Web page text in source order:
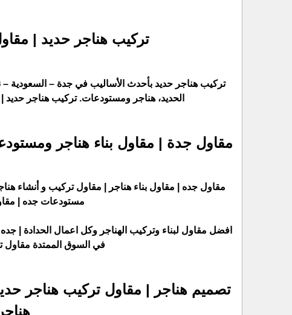
تركيب هناجر حديد |
تركيب هناجر حديد بأحدث الأساليب في جدة – السعودية
الحديد، هناجر ومستودعات. تركيب هناجر حديد
مقاول جدة | مقاول بناء هناجر
مقاول جده | مقاول بناء هناجر | مقاول تركيب و أنشاء
مستودعات جده |
افضل مقاول لبناء وتركيب الهناجر وكل اعمال الحدادة |
في السوق الممتدة
تصميم هناجر | مقاول تركيب هناجر